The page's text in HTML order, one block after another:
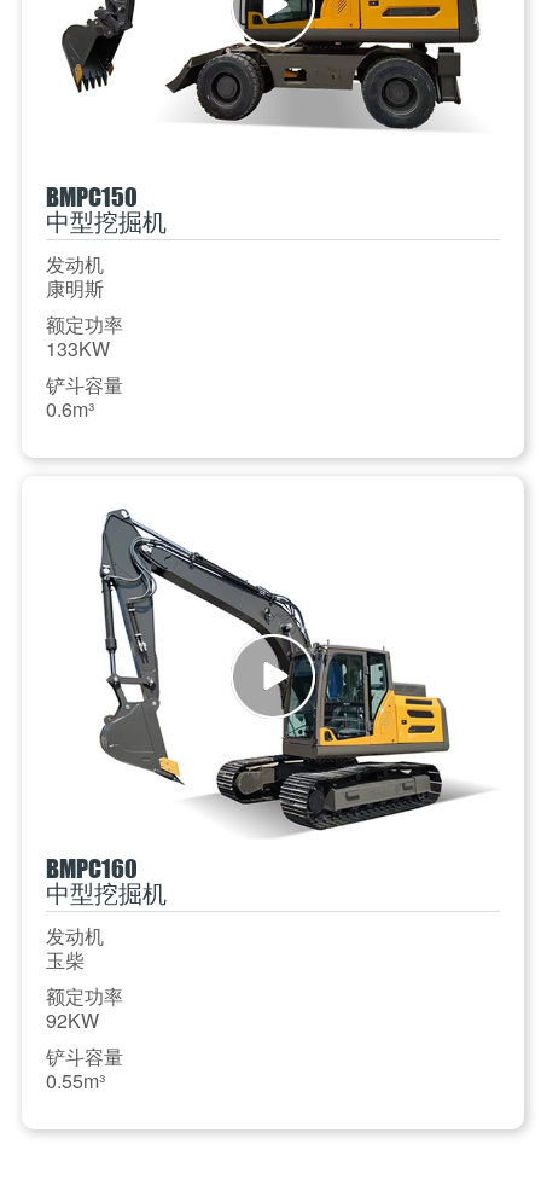
BMPC150
中型挖掘机
发动机
康明斯
额定功率
133KW
铲斗容量
0.6m³
BMPC160
中型挖掘机
发动机
玉柴
额定功率
92KW
铲斗容量
0.55m³